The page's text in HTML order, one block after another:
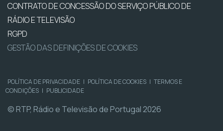
CONTRATO DE CONCESSÃO DO SERVIÇO PÚBLICO DE
RÁDIO E TELEVISÃO
RGPD
GESTÃO DAS DEFINIÇÕES DE COOKIES
POLÍTICA DE PRIVACIDADE | POLÍTICA DE COOKIES | TERMOS E
CONDIÇÕES | PUBLICIDADE
© RTP, Rádio e Televisão de Portugal 2026